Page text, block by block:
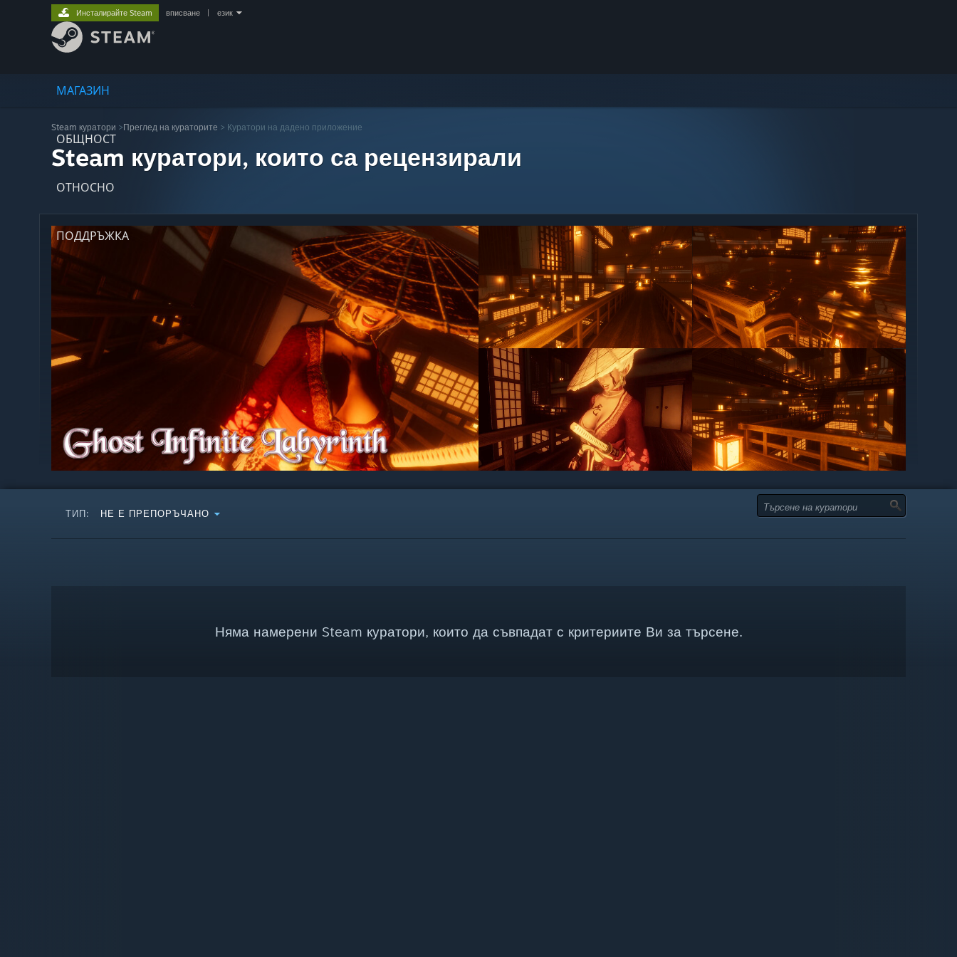
МАГАЗИН
ОБЩНОСТ
ОТНОСНО
ПОДДРЪЖКА
Инсталирайте Steam вписване език
Steam куратори >Преглед на кураторите > Куратори на дадено приложение
Steam куратори, които са рецензирали
ТИП: НЕ Е ПРЕПОРЪЧАНО
Няма намерени Steam куратори, които да съвпадат с критериите Ви за търсене.